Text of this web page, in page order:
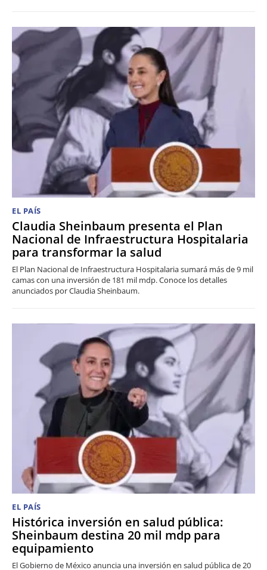
EL PAÍS
Claudia Sheinbaum presenta el Plan
Nacional de Infraestructura Hospitalaria
para transformar la salud
El Plan Nacional de Infraestructura Hospitalaria sumará más de 9 mil
camas con una inversión de 181 mil mdp. Conoce los detalles
anunciados por Claudia Sheinbaum.
EL PAÍS
Histórica inversión en salud pública:
Sheinbaum destina 20 mil mdp para
equipamiento
El Gobierno de México anuncia una inversión en salud pública de 20